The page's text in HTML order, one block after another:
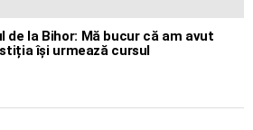
de la Bihor: Mă bucur că am avut
își urmează cursul